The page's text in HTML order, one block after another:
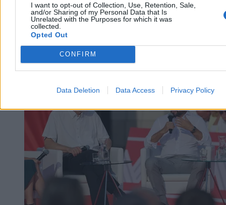
I want to opt-out of Collection, Use, Retention, Sale,
and/or Sharing of my Personal Data that Is
Unrelated with the Purposes for which it was
collected.
Opted Out
CONFIRM
Data Deletion Data Access Privacy Policy